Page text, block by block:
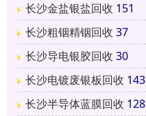
长沙金盐银盐回收 151
长沙粗铟精铟回收 37
长沙导电银胶回收 30
长沙电镀废银板回收 143
长沙半导体蓝膜回收 128